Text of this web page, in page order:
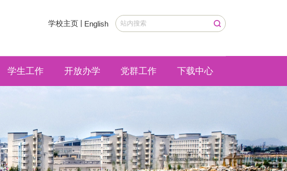
学校主页 | English
学生工作 开放办学 党群工作 下载中心